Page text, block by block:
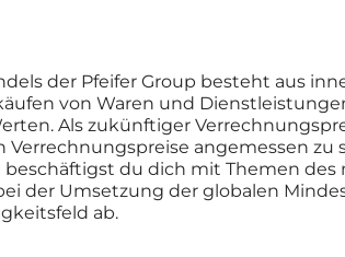
der Pfeifer Group besteht aus
von Waren und
Als zukünftiger
angemessen zu
du dich mit Themen
der Umsetzung der globalen
ab.